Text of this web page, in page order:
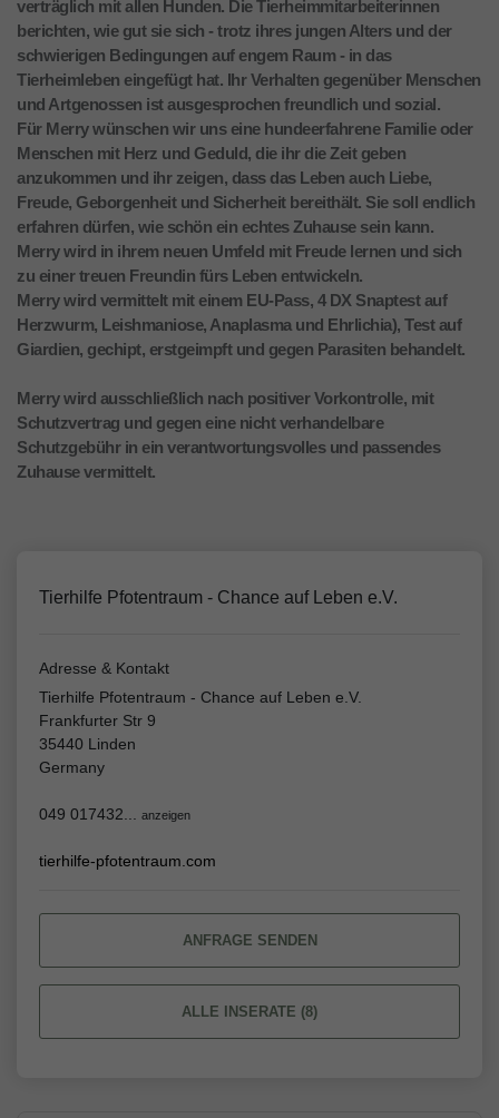
verträglich mit allen Hunden. Die Tierheimmitarbeiterinnen
berichten, wie gut sie sich - trotz ihres jungen Alters und der
schwierigen Bedingungen auf engem Raum - in das
Tierheimleben eingefügt hat. Ihr Verhalten gegenüber Menschen
und Artgenossen ist ausgesprochen freundlich und sozial.
Für Merry wünschen wir uns eine hundeerfahrene Familie oder
Menschen mit Herz und Geduld, die ihr die Zeit geben
anzukommen und ihr zeigen, dass das Leben auch Liebe,
Freude, Geborgenheit und Sicherheit bereithält. Sie soll endlich
erfahren dürfen, wie schön ein echtes Zuhause sein kann.
Merry wird in ihrem neuen Umfeld mit Freude lernen und sich
zu einer treuen Freundin fürs Leben entwickeln.
Merry wird vermittelt mit einem EU-Pass, 4 DX Snaptest auf
Herzwurm, Leishmaniose, Anaplasma und Ehrlichia), Test auf
Giardien, gechipt, erstgeimpft und gegen Parasiten behandelt.
Merry wird ausschließlich nach positiver Vorkontrolle, mit
Schutzvertrag und gegen eine nicht verhandelbare
Schutzgebühr in ein verantwortungsvolles und passendes
Zuhause vermittelt.
Tierhilfe Pfotentraum - Chance auf Leben e.V.
Adresse & Kontakt
Tierhilfe Pfotentraum - Chance auf Leben e.V.
Frankfurter Str 9
35440 Linden
Germany
049 017432... anzeigen
tierhilfe-pfotentraum.com
ANFRAGE SENDEN
ALLE INSERATE (8)